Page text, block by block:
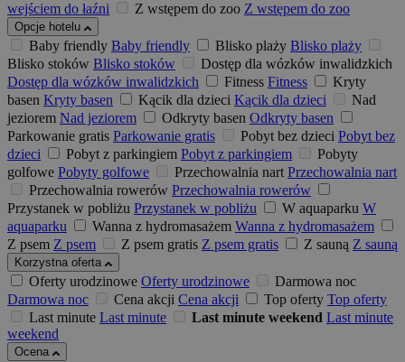
wejściem do łaźni
Z wstępem do zoo Z wstępem do zoo
Opcje hotelu
Baby friendly Baby friendly Blisko plaży Blisko plaży
Blisko stoków Blisko stoków
Dostęp dla wózków inwalidzkich
Dostęp dla wózków inwalidzkich
Fitness Fitness
Kryty
basen Kryty basen Kącik dla dzieci Kącik dla dzieci
Nad
jeziorem Nad jeziorem Odkryty basen Odkryty basen
Parkowanie gratis Parkowanie gratis Pobyt bez dzieci Pobyt bez
dzieci
Pobyt z parkingiem Pobyt z parkingiem
Pobyty
golfowe Pobyty golfowe Przechowalnia nart Przechowalnia nart
Przechowalnia rowerów Przechowalnia rowerów
Przystanek w pobliżu Przystanek w pobliżu W aquaparku W
aquaparku
Wanna z hydromasażem Wanna z hydromasażem
Z psem Z psem Z psem gratis Z psem gratis Z sauną Z sauną
Korzystna oferta
Oferty urodzinowe Oferty urodzinowe
Darmowa noc
Darmowa noc
Cena akcji Cena akcji Top oferty Top oferty
Last minute Last minute Last minute weekend Last minute
weekend
Ocena